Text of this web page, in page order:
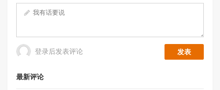
登录后发表评论
最新评论